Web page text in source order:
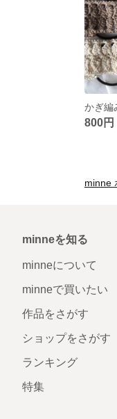
かぎ編
800円
minne
minneを知る
minneについて
minneで買いたい
作品をさがす
ショップをさがす
ランキング
特集